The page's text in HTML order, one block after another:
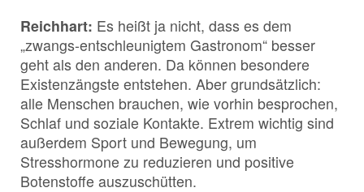
Reichhart: Es heißt ja nicht, dass es dem
„zwangs-entschleunigtem Gastronom“ besser
geht als den anderen. Da können besondere
Existenzängste entstehen. Aber grundsätzlich:
alle Menschen brauchen, wie vorhin besprochen,
Schlaf und soziale Kontakte. Extrem wichtig sind
außerdem Sport und Bewegung, um
Stresshormone zu reduzieren und positive
Botenstoffe auszuschütten.